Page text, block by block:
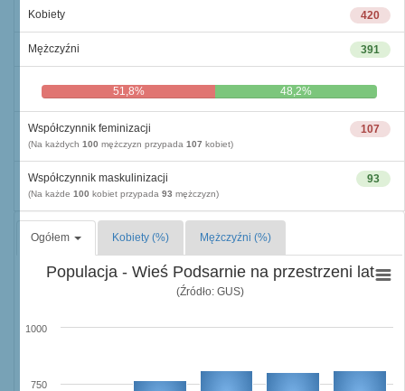
420
Kobiety
391
Mężczyźni
51,8% 48,2%
107
Współczynnik feminizacji
(Na każdych 100 mężczyzn przypada 107 kobiet)
93
Współczynnik maskulinizacji
(Na każde 100 kobiet przypada 93 mężczyzn)
Ogółem Kobiety (%) Mężczyźni (%)
Populacja - Wieś Podsarnie na przestrzeni lat
(Źródło: GUS)
750
1000